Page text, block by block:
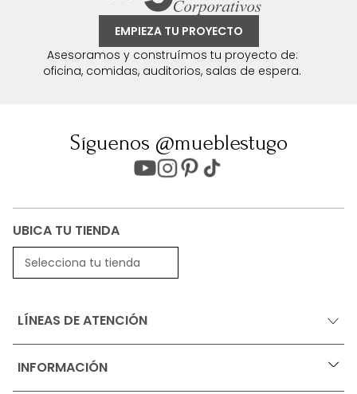
EMPIEZA TU PROYECTO
Asesoramos y construímos tu proyecto de:
oficina, comidas, auditorios, salas de espera.
Síguenos @mueblestugo
UBICA TU TIENDA
Selecciona tu tienda
LÍNEAS DE ATENCIÓN
INFORMACIÓN +